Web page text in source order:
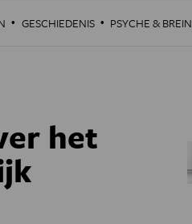
· GESCHIEDENIS · PSYCHE & BREIN
het